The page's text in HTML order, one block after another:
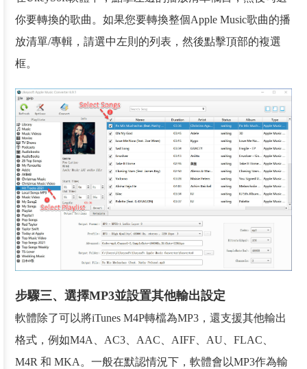
你要轉換的歌曲。如果您要轉換整個Apple Music歌曲的播
放清單/專輯，請選中左則的列表，然後點擊頂部的複選
框。
步驟三、選擇MP3並設置其他輸出設定
軟體除了可以將iTunes M4P轉檔為MP3，還支援其他輸出
格式，例如M4A、AC3、AAC、AIFF、AU、FLAC、
M4R 和 MKA。一般在默認情況下，軟體會以MP3作為輸